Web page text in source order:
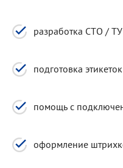
разработка СТО /
подготовка
помощь с
оформление